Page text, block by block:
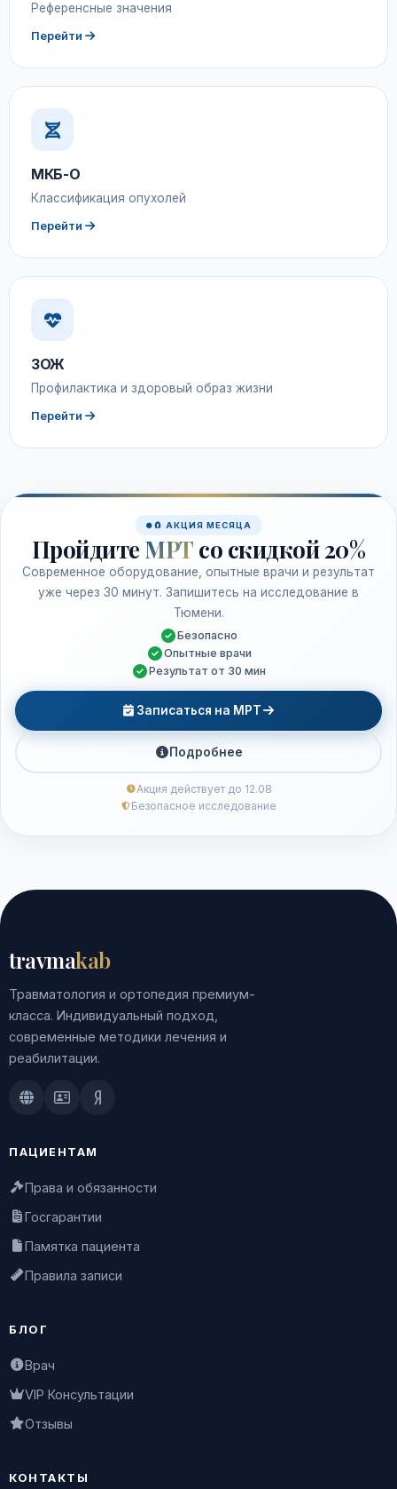
Референсные значения
Перейти
МКБ-О
Классификация опухолей
Перейти
ЗОЖ
Профилактика и здоровый образ жизни
Перейти
🧲 АКЦИЯ МЕСЯЦА
Пройдите МРТ со скидкой 20%
Современное оборудование, опытные врачи и результат
уже через 30 минут. Запишитесь на исследование в
Тюмени.
Безопасно
Опытные врачи
Результат от 30 мин
Записаться на МРТ
Подробнее
Акция действует до 12.08
Безопасное исследование
travmakab
Травматология и ортопедия премиум-
класса. Индивидуальный подход,
современные методики лечения и
реабилитации.
Doctu.ruПроДокторов
Яндекс.Здоровье
ПАЦИЕНТАМ
Права и обязанности
Госгарантии
Памятка пациента
Правила записи
БЛОГ
Врач
VIP Консультации
Отзывы
КОНТАКТЫ